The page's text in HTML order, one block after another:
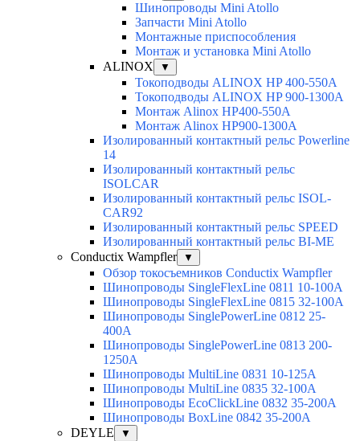
Шинопроводы Mini Atollo
Запчасти Mini Atollo
Монтажные приспособления
Монтаж и установка Mini Atollo
ALINOX
▼
Токоподводы ALINOX HP 400-550A
Токоподводы ALINOX HP 900-1300A
Монтаж Alinox HP400-550A
Монтаж Alinox HP900-1300A
Изолированный контактный рельс Powerline
14
Изолированный контактный рельс
ISOLCAR
Изолированный контактный рельс ISOL-
CAR92
Изолированный контактный рельс SPEED
Изолированный контактный рельс BI-ME
Conductix Wampfler
▼
Обзор токосъемников Conductix Wampfler
Шинопроводы SingleFlexLine 0811 10-100A
Шинопроводы SingleFlexLine 0815 32-100A
Шинопроводы SinglePowerLine 0812 25-
400A
Шинопроводы SinglePowerLine 0813 200-
1250A
Шинопроводы MultiLine 0831 10-125A
Шинопроводы MultiLine 0835 32-100A
Шинопроводы EcoClickLine 0832 35-200A
Шинопроводы BoxLine 0842 35-200A
DEYLE
▼